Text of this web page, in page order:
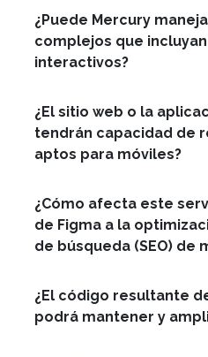
¿Puede Mercury
complejos que
interactivos?
¿El sitio web o la
tendrán capacidad de
aptos para móviles?
¿Cómo afecta este
de Figma a la
de búsqueda (SEO) de
¿El código resultante
podrá mantener y